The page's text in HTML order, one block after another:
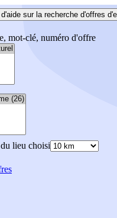
sur la recherche d'offres
mot-clé, numéro d'offre
lieu choisi